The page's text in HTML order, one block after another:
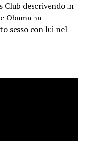
Club descrivendo in
Obama ha
sesso con lui nel